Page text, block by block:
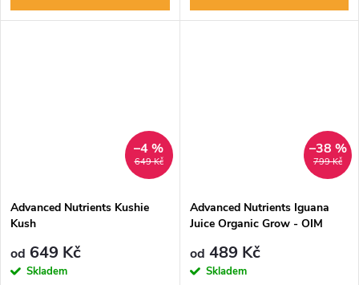
649 Kč
–4 %
Advanced Nutrients Kushie
Kush
od 649 Kč
Skladem
799 Kč
–38 %
Advanced Nutrients Iguana
Juice Organic Grow - OIM
od 489 Kč
Skladem